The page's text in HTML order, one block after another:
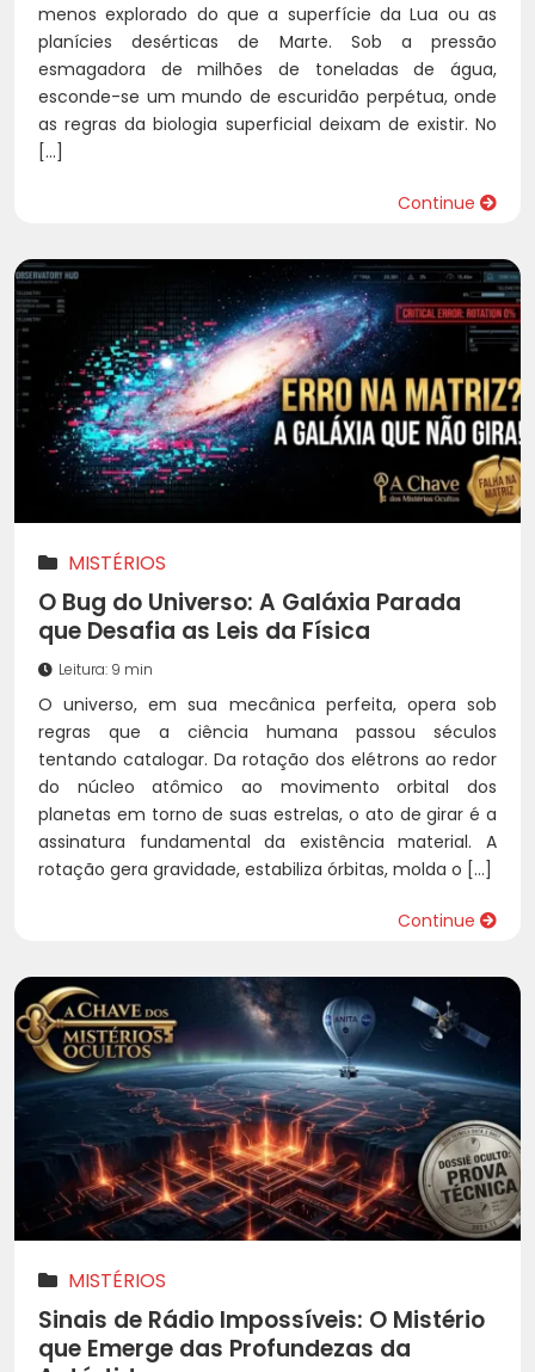
menos explorado do que a superfície da Lua ou as
planícies desérticas de Marte. Sob a pressão
esmagadora de milhões de toneladas de água,
esconde-se um mundo de escuridão perpétua, onde
as regras da biologia superficial deixam de existir. No
[…]
Continue
MISTÉRIOS
O Bug do Universo: A Galáxia Parada
que Desafia as Leis da Física
Leitura: 9 min
O universo, em sua mecânica perfeita, opera sob
regras que a ciência humana passou séculos
tentando catalogar. Da rotação dos elétrons ao redor
do núcleo atômico ao movimento orbital dos
planetas em torno de suas estrelas, o ato de girar é a
assinatura fundamental da existência material. A
rotação gera gravidade, estabiliza órbitas, molda o […]
Continue
MISTÉRIOS
Sinais de Rádio Impossíveis: O Mistério
que Emerge das Profundezas da